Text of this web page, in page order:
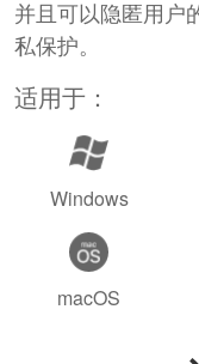
并且可以隐匿用户
私保护。
适用于：
Windows
macOS